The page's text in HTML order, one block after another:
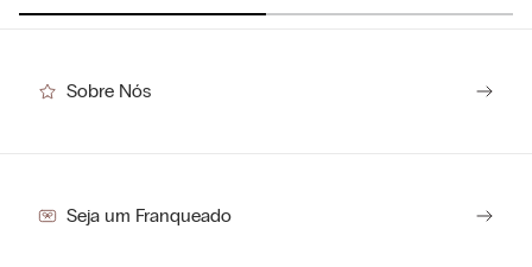
Sobre Nós
Seja um Franqueado